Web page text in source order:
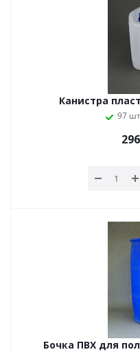
Канистра
97 шт
296
Бочка ПВХ для